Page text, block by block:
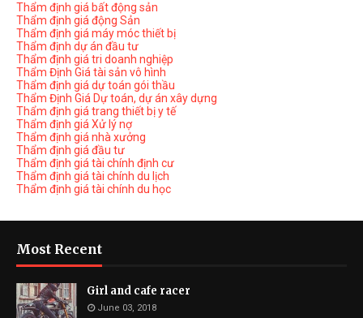
Thẩm định giá bất động sản
Thẩm định giá động Sản
Thẩm định giá máy móc thiết bị
Thẩm định dự án đầu tư
Thẩm định giá tri doanh nghiệp
Thẩm Định Giá tài sản vô hình
Thẩm định giá dự toán gói thầu
Thẩm Định Giá Dự toán, dự án xây dựng
Thẩm định giá trang thiết bị y tế
Thẩm định giá Xử lý nợ
Thẩm định giá nhà xưởng
Thẩm định giá đầu tư
Thẩm định giá tài chính định cư
Thẩm định giá tài chính du lịch
Thẩm định giá tài chính du học
Most Recent
Girl and cafe racer
June 03, 2018